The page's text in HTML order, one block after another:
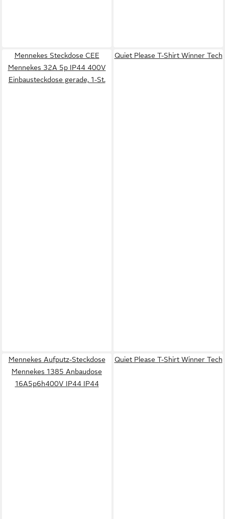
Mennekes Steckdose CEE
Mennekes 32A 5p IP44 400V
Einbausteckdose gerade, 1-St.
Quiet Please T-Shirt Winner Tech
Mennekes Aufputz-Steckdose
Mennekes 1385 Anbaudose
16A5p6h400V IP44 IP44
Quiet Please T-Shirt Winner Tech